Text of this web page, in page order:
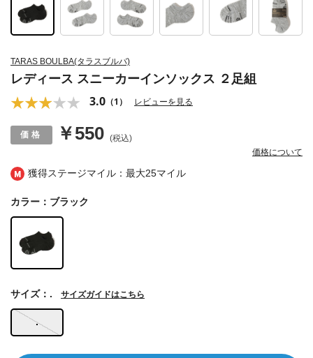
獲得ステージマイル：最大25マイル
TARAS BOULBA(タラスブルバ)
レディース スニーカーインソックス ２足組
3.0 （1） レビューを見る
￥550 (税込)
価格について
カラー：ブラック
.
サイズ：. サイズガイドはこちら